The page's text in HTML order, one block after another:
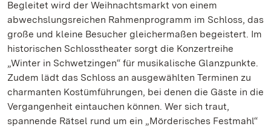
Begleitet wird der Weihnachtsmarkt von einem
abwechslungsreichen Rahmenprogramm im Schloss, das
große und kleine Besucher gleichermaßen begeistert. Im
historischen Schlosstheater sorgt die Konzertreihe
„Winter in Schwetzingen“ für musikalische Glanzpunkte.
Zudem lädt das Schloss an ausgewählten Terminen zu
charmanten Kostümführungen, bei denen die Gäste in die
Vergangenheit eintauchen können. Wer sich traut,
spannende Rätsel rund um ein „Mörderisches Festmahl“